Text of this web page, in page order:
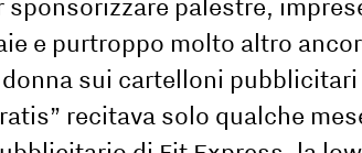
sponsorizzare palestre,
e purtroppo molto altro
sui cartelloni
recitava solo qualche